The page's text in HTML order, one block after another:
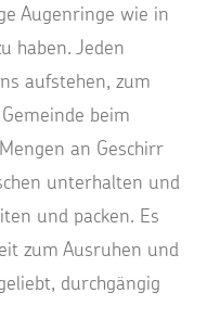
Augenringe wie in
haben. Jeden
aufstehen, zum
beim
an Geschirr
unterhalten und
und packen. Es
zum Ausruhen und
durchgängig